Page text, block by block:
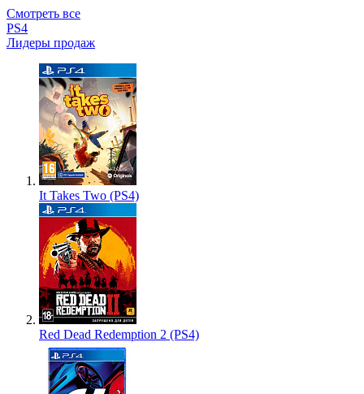
Смотреть все
PS4
Лидеры продаж
It Takes Two (PS4)
Red Dead Redemption 2 (PS4)